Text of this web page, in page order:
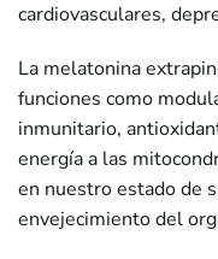
cardiovasculares,
La melatonina
funciones como
inmunitario,
energía a las
en nuestro estado de
envejecimiento del